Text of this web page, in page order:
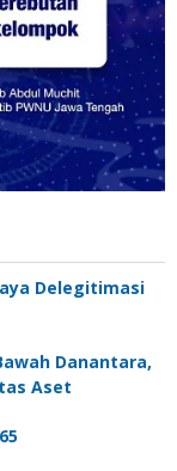
Delegitimasi
Danantara,
Aset